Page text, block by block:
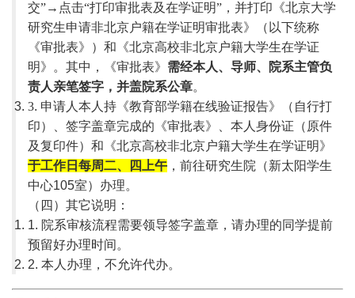
交”→点击“打印审批表及在学证明”，并打印《北京大学
研究生申请非北京户籍在学证明审批表》（以下统称
《审批表》）和《北京高校非北京户籍大学生在学证
明》。其中，《审批表》 需经本人、导师、院系主管负
责人亲笔签字，并盖院系公章。
3. 申请人本人持《教育部学籍在线验证报告》（自行打
印）、签字盖章完成的《审批表》、本人身份证（原件
及复印件）和《北京高校非北京户籍大学生在学证明》
于工作日每周二、四上午 ，前往研究生院（新太阳学生
中心105室）办理。
（四）其它说明：
1. 院系审核流程需要领导签字盖章，请办理的同学提前
预留好办理时间。
2. 本人办理，不允许代办。